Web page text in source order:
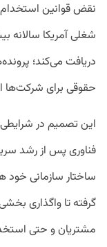
نقض قوانین
دریافت می‌کند؛
حقوقی برای شرکت‌ها
این تصمیم در
فناوری پس از رشد
ساختار سازمانی خود
گرفته تا واگذاری